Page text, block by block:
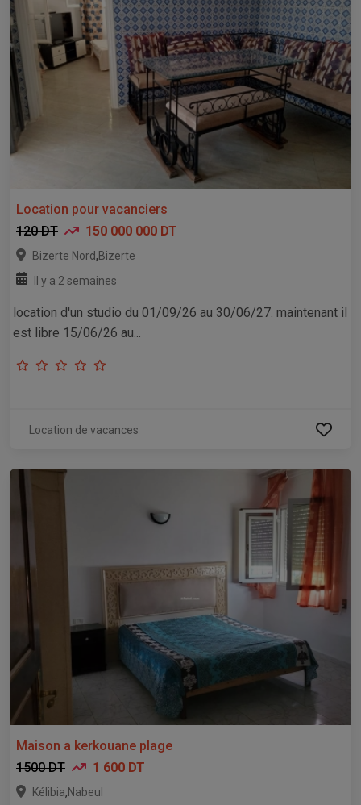
Location pour vacanciers
120 DT
150 000 000 DT
Bizerte Nord,Bizerte
Il y a 2 semaines
location d'un studio du 01/09/26 au 30/06/27. maintenant il
est libre 15/06/26 au...
Location de vacances
Maison a kerkouane plage
1500 DT
1 600 DT
Kélibia,Nabeul